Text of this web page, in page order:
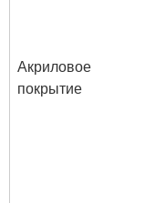
Акриловое
покрытие